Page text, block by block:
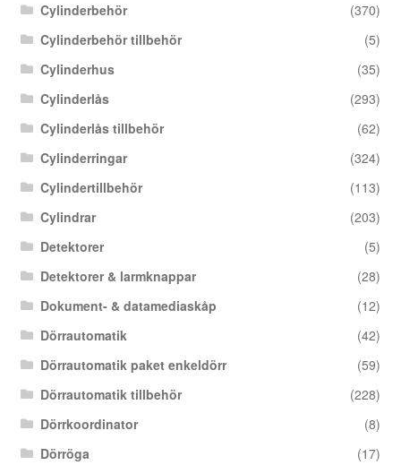
Cylinderbehör
(370)
Cylinderbehör tillbehör
(5)
Cylinderhus
(35)
Cylinderlås
(293)
Cylinderlås tillbehör
(62)
Cylinderringar
(324)
Cylindertillbehör
(113)
Cylindrar
(203)
Detektorer
(5)
Detektorer & larmknappar
(28)
Dokument- & datamediaskåp
(12)
Dörrautomatik
(42)
Dörrautomatik paket enkeldörr
(59)
Dörrautomatik tillbehör
(228)
Dörrkoordinator
(8)
Dörröga
(17)